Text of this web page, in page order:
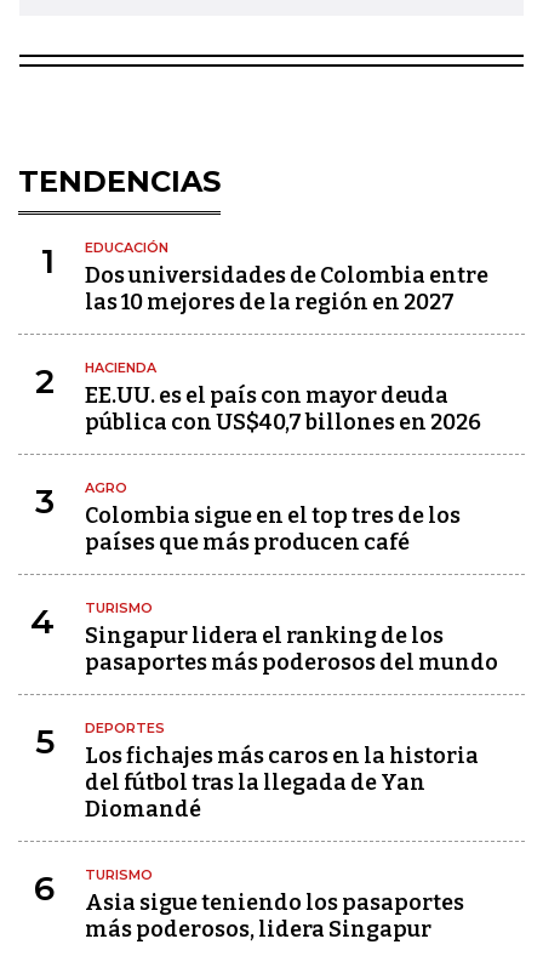
TENDENCIAS
1 EDUCACIÓN
Dos universidades de Colombia entre
las 10 mejores de la región en 2027
2 HACIENDA
EE.UU. es el país con mayor deuda
pública con US$40,7 billones en 2026
3 AGRO
Colombia sigue en el top tres de los
países que más producen café
4 TURISMO
Singapur lidera el ranking de los
pasaportes más poderosos del mundo
5 DEPORTES
Los fichajes más caros en la historia
del fútbol tras la llegada de Yan
Diomandé
6 TURISMO
Asia sigue teniendo los pasaportes
más poderosos, lidera Singapur